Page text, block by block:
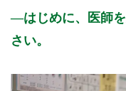
はじめに、医師
さい。